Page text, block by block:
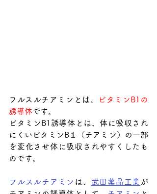
フルスルチアミンとは、
ビタミンB1の
誘導体です。
ビタミンB1誘導体とは、体に吸収され
にくいビタミンB１（チアミン）の一部
を変化させ体に吸収されやすくしたも
のです。
フルスルチアミン は、 武田薬品工業 が